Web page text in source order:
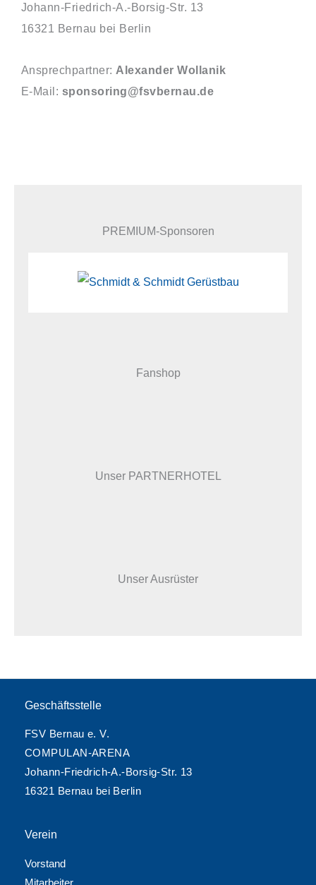
Johann-Friedrich-A.-Borsig-Str. 13
16321 Bernau bei Berlin
Ansprechpartner: Alexander Wollanik
E-Mail: sponsoring@fsvbernau.de
PREMIUM-Sponsoren
Fanshop
Unser PARTNERHOTEL
Unser Ausrüster
Geschäftsstelle
FSV Bernau e. V.
COMPULAN-ARENA
Johann-Friedrich-A.-Borsig-Str. 13
16321 Bernau bei Berlin
Verein
Vorstand